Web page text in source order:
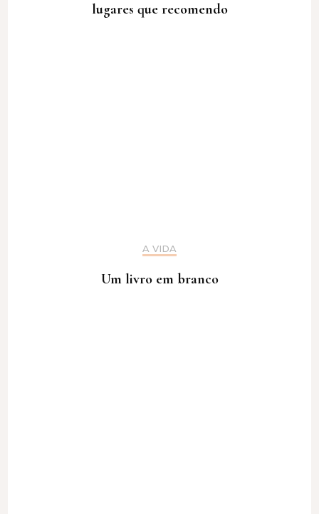
lugares que recomendo
A VIDA
Um livro em branco